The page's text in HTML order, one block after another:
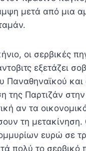
μετά από μια
οι σερβικές
εξετάζει
Παναθηναϊκού και
της Παρτιζάν
αν τα
τη
ευρώ σε
πολύ το σερβικό